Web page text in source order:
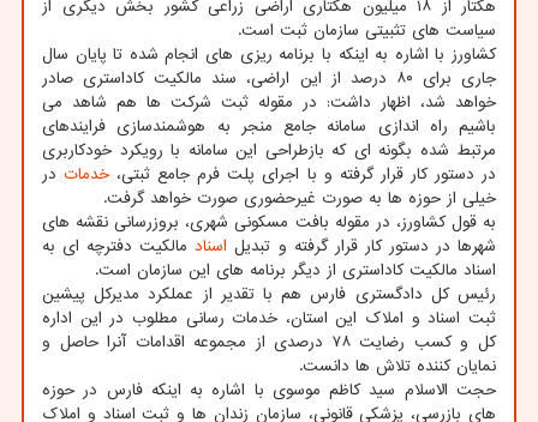
هکتار از ۱۸ میلیون هکتاری اراضی زراعی کشور بخش دیگری از
سیاست های تثبیتی سازمان ثبت است.
کشاورز با اشاره به اینکه با برنامه ریزی های انجام شده تا پایان سال
جاری برای ۸۰ درصد از این اراضی، سند مالکیت کاداستری صادر
خواهد شد، اظهار داشت: در مقوله ثبت شرکت ها هم شاهد می
باشیم راه اندازی سامانه جامع منجر به هوشمندسازی فرایندهای
مرتبط شده بگونه ای که بازطراحی این سامانه با رویکرد خودکاربری
در دستور کار قرار گرفته و با اجرای پلت فرم جامع ثبتی، خدمات در
خیلی از حوزه ها به صورت غیرحضوری صورت خواهد گرفت.
به قول کشاورز، در مقوله بافت مسکونی شهری، بروزرسانی نقشه های
شهرها در دستور کار قرار گرفته و تبدیل اسنادمالکیت دفترچه ای به
اسناد مالکیت کاداستری از دیگر برنامه های این سازمان است.
رئیس کل دادگستری فارس هم با تقدیر از عملکرد مدیرکل پیشین
ثبت اسناد و املاک این استان، خدمات رسانی مطلوب در این اداره
کل و کسب رضایت ۷۸ درصدی از مجموعه اقدامات آنرا حاصل و
نمایان کننده تلاش ها دانست.
حجت الاسلام سید کاظم موسوی با اشاره به اینکه فارس در حوزه
های بازرسی، پزشکی قانونی، سازمان زندان ها و ثبت اسناد و املاک